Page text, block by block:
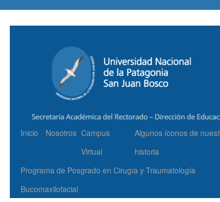
Inicio Nosotros Campus
Virtual
Algunos íconos de
historia
Programa de Posgrado en Cirugía y Traumatología
Bucomaxilofacial